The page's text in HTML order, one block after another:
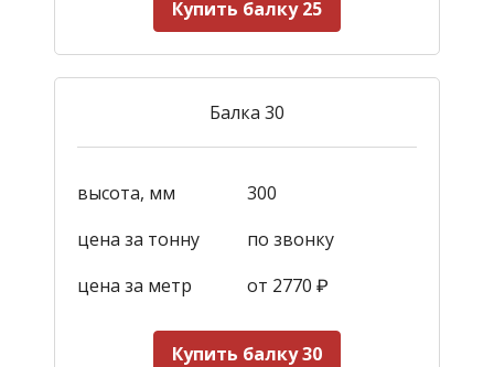
Купить балку 25
Балка 30
высота, мм
300
цена за тонну
по звонку
цена за метр
от 2770 ₽
Купить балку 30